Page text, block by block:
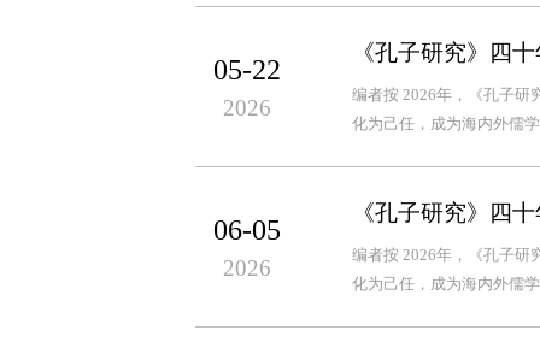
05-22
2026
《孔子研究》四
编者按 2026年，《孔子研
化为己任，成为海内外儒
06-05
2026
《孔子研究》四
编者按 2026年，《孔子研
化为己任，成为海内外儒